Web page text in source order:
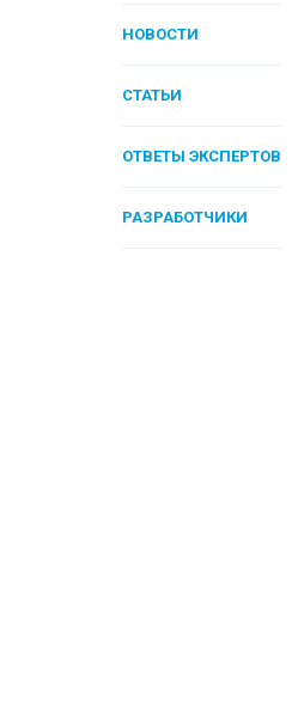
НОВОСТИ
СТАТЬИ
ОТВЕТЫ ЭКСПЕРТОВ
РАЗРАБОТЧИКИ